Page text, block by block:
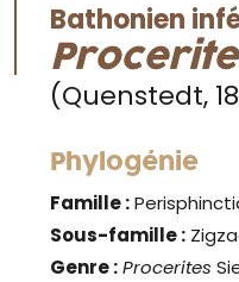
Bathonien
(Quenstedt,
Phylogénie
Famille :
Sous-famille :
Genre:Procerites